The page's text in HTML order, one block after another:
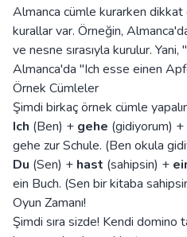
Almanca cümle kurarken dikkat
kurallar var. Örneğin,
ve nesne sırasıyla kurulur.
Almanca'da "Ich esse einen
Örnek Cümleler
Şimdi birkaç örnek cümle
Ich (Ben) + gehe (gidiyorum) +
gehe zur Schule. (Ben okula
Du (Sen) + hast (sahipsin) +
ein Buch. (Sen bir kitaba
Oyun Zamanı!
Şimdi sıra sizde! Kendi domino